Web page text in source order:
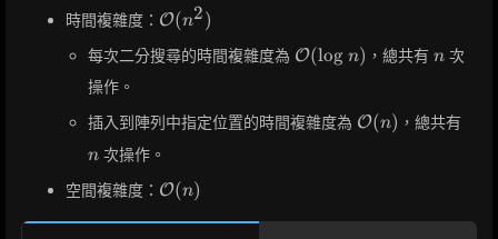
時間複雜度： \mathcal{O}
(n^2)
O(n2)
每次二分搜尋的時間複雜度為 \mathcal{O}
O(log n) ，總共有 n
n次
操作。
插入到陣列中指定位置的時間複雜度為 \mathcal{O}
O(n) ，總共有
n 次操作。
空間複雜度： \mathcal{O}
(n)
O(n)